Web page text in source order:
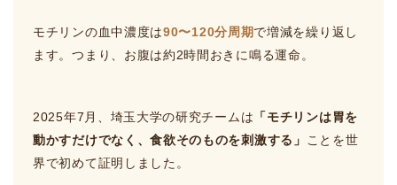
モチリンの血中濃度は90〜120分周期で増減を繰り返し
ます。つまり、お腹は約2時間おきに鳴る運命。
2025年7月、埼玉大学の研究チームは 「モチリンは胃を
動かすだけでなく、食欲そのものを刺激する」
ことを世
界で初めて証明しました。